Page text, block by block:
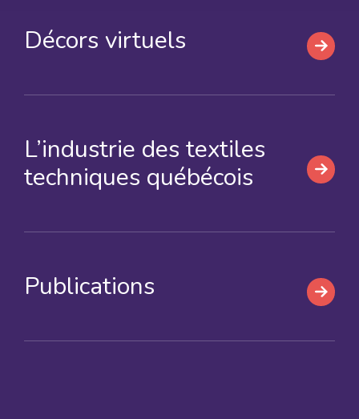
Décors virtuels
L’industrie des textiles
techniques québécois
Publications